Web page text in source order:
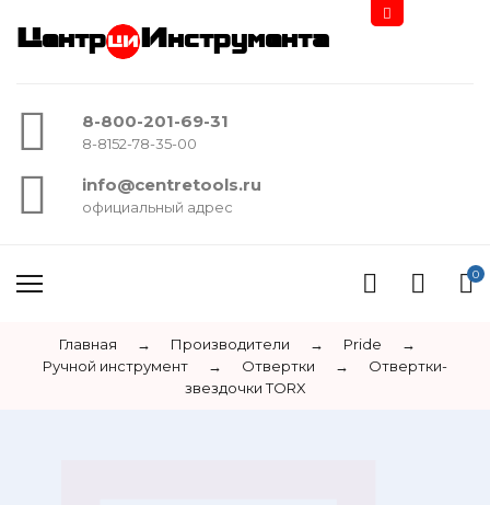
Центр Инструмента
8-800-201-69-31
8-8152-78-35-00
info@centretools.ru
официальный адрес
0
Главная → Производители → Pride
→
Ручной инструмент
→ Отвертки →
Отвертки-
звездочки TORX